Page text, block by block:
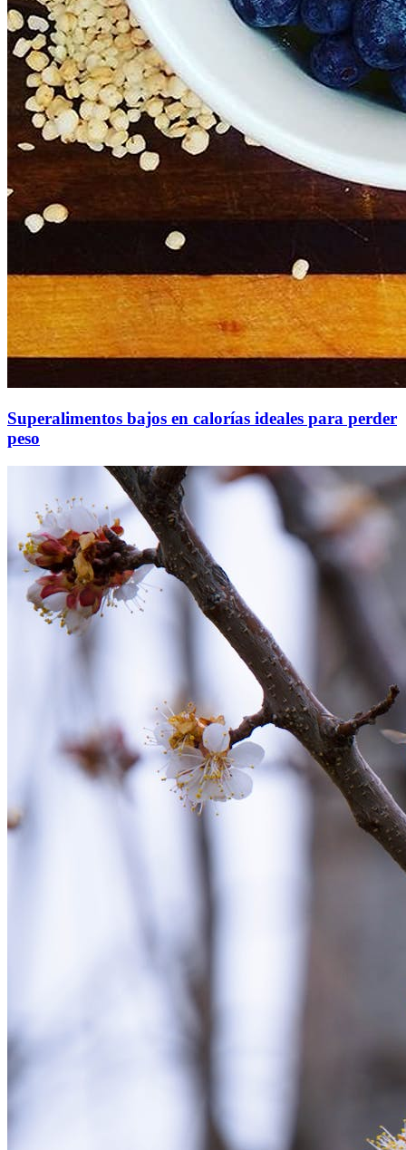
Superalimentos bajos en calorías ideales para perder
peso